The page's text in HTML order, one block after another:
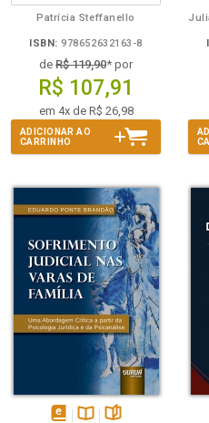
Patrícia Steffanello
ISBN: 978652632163-8
de R$ 119,90* por
R$ 107,91
em 4x de R$ 26,98
ADICIONAR AO
CARRINHO